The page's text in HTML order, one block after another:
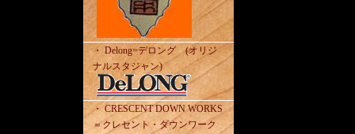
・ Delong=デロング (オリジ
ナルスタジャン)
・ CRESCENT DOWN WORKS
＝クレセント・ダウンワーク